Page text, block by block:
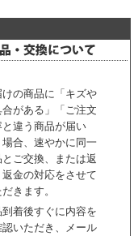
けの商品に「キズや
合がある」「ご注文
と違う商品が届い
場合、速やかに同一
ご交換、または返
返金の対応をさせて
きます。
到着後すぐに内容を
認いただき、
メール